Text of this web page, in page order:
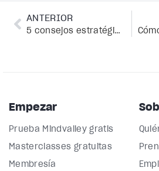
ANTERIOR
5 consejos estratégicos para conseguir lo que quieras en la vida
Empezar
Prueba Mindvalley gratis
Masterclasses gratuitas
Membresía